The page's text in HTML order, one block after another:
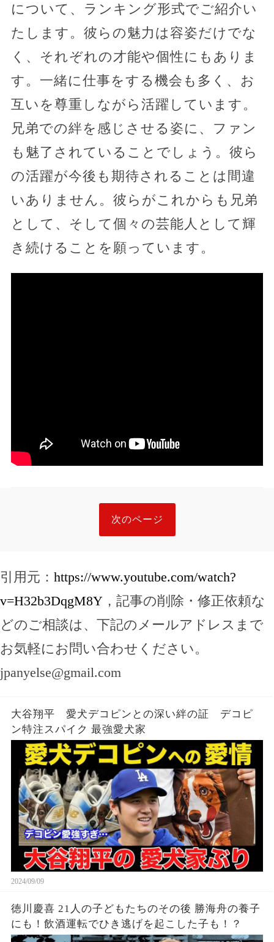
について、ランキング形式でご紹介い
たします。彼らの魅力は容姿だけでな
く、それぞれの才能や個性にもありま
す。一緒に仕事をする機会も多く、お
互いを尊重しながら活躍しています。
兄弟での絆を感じさせる姿に、ファン
も魅了されていることでしょう。彼ら
の活躍が今後も期待されることは間違
いありません。彼らがこれからも兄弟
として、そして個々の芸能人として輝
き続けることを願っています。
次のページ
引用元： https://www.youtube.com/watch?
v=H32b3DqgM8Y ，記事の削除・修正依頼な
どのご相談は、下記のメールアドレスまで
お気軽にお問い合わせください。
jpanyelse@gmail.com
大谷翔平 愛犬デコピンとの深い絆の証 デコピ
ン特注スパイク 最強愛犬家
2024/09/09
徳川慶喜 21人の子どもたちのその後 勝海舟の養子
にも！飲酒運転でひき逃げを起こした子も！？